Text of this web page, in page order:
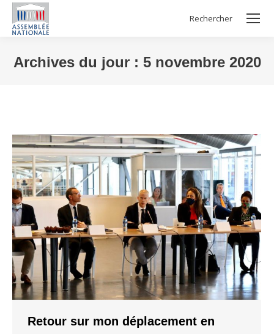
Search:
Rechercher
Archives du jour : 5 novembre 2020
Retour sur mon déplacement en